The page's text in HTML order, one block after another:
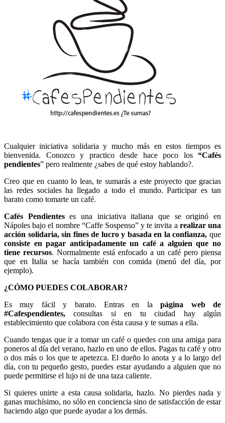
Cualquier iniciativa solidaria y mucho más en estos tiempos es
bienvenida. Conozco y practico desde hace poco los “Cafés
pendientes” pero realmente ¿sabes de qué estoy hablando?.
Creo que en cuanto lo leas, te sumarás a este proyecto que gracias
las redes sociales ha llegado a todo el mundo. Participar es tan
barato como tomarte un café.
Cafés Pendienteses una iniciativa italiana que se originó en
Nápoles bajo el nombre “Caffe Sospenso” y te invita a realizar una
acción solidaria, sin fines de lucro y basada en la confianza, que
consiste en pagar anticipadamente un café a alguien que no
tiene recursos. Normalmente está enfocado a un café pero piensa
que en Italia se hacía también con comida (menú del día, por
ejemplo).
¿CÓMO PUEDES COLABORAR?
Es muy fácil y barato. Entras en lapágina web de
#Cafespendientes,consultas si en tu ciudad hay algún
establecimiento que colabora con ésta causa y te sumas a ella.
Cuando tengas que ir a tomar un café o quedes con una amiga para
poneros al día del verano, hazlo en uno de ellos. Pagas tu café y otro
o dos más o los que te apetezca. El dueño lo anota y a lo largo del
día, con tu pequeño gesto, puedes estar ayudando a alguien que no
puede permitirse el lujo ni de una taza caliente.
Si quieres unirte a esta causa solidaria, hazlo. No pierdes nada y
ganas muchísimo, no sólo en conciencia sino de satisfacción de estar
haciendo algo que puede ayudar a los demás.